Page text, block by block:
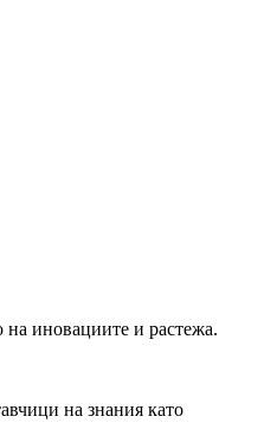
на иновациите и растежа.
на знания като